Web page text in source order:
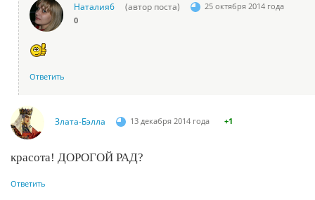
Наталия6 (автор поста)
25 октября 2014 года
0
Ответить
Злата-Бэлла 13 декабря 2014 года +1
красота! ДОРОГОЙ РАД?
Ответить